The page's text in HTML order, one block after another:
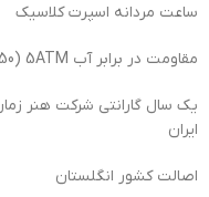
ساعت مردانه اسپرت کلاسیک
مقاومت در برابر آب 5ATM (50 متر)
یک سال گارانتی شرکت هنر
ایران
اصالت کشور انگلستان